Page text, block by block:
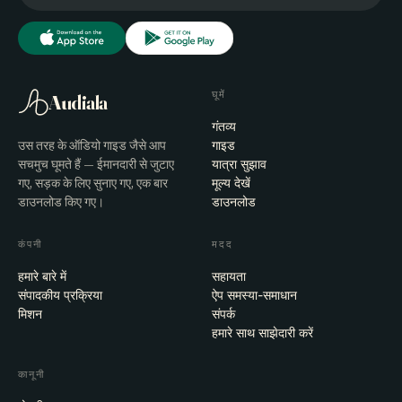
Audiala
उस तरह के ऑडियो गाइड जैसे आप
सचमुच घूमते हैं — ईमानदारी से जुटाए
गए, सड़क के लिए सुनाए गए, एक बार
डाउनलोड किए गए।
घूमें
गंतव्य
गाइड
यात्रा सुझाव
मूल्य देखें
डाउनलोड
कंपनी
हमारे बारे में
संपादकीय प्रक्रिया
मिशन
मदद
सहायता
ऐप समस्या-समाधान
संपर्क
हमारे साथ साझेदारी करें
कानूनी